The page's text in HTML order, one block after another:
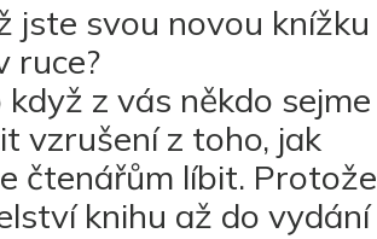
jste svou novou knížku
ruce?
z vás někdo sejme
vzrušení z toho, jak
čtenářům líbit. Protože
knihu až do vydání